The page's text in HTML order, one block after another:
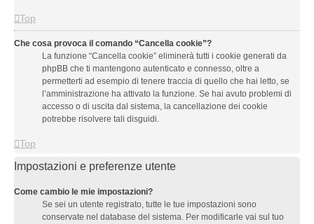
Top
Che cosa provoca il comando “Cancella cookie”?
La funzione “Cancella cookie” eliminerà tutti i cookie generati da
phpBB che ti mantengono autenticato e connesso, oltre a
permetterti ad esempio di tenere traccia di quello che hai letto, se
l’amministrazione ha attivato la funzione. Se hai avuto problemi di
accesso o di uscita dal sistema, la cancellazione dei cookie
potrebbe risolvere tali disguidi.
Top
Impostazioni e preferenze utente
Come cambio le mie impostazioni?
Se sei un utente registrato, tutte le tue impostazioni sono
conservate nel database del sistema. Per modificarle vai sul tuo